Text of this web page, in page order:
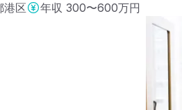
港区 年収 300〜600万円